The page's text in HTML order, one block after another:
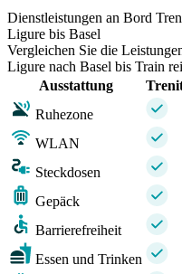
Dienstleistungen an Bord
Ligure bis Basel
Vergleichen Sie die
Ligure nach Basel bis Train
Ausstattung
Ruhezone
WLAN
Steckdosen
Gepäck
Barrierefreiheit
Essen und Trinken